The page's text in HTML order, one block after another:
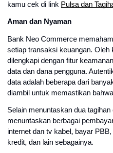
kamu cek di link Pulsa dan
Aman dan Nyaman
Bank Neo Commerce
setiap transaksi keuangan. Oleh
dilengkapi dengan fitur
data dan dana pengguna.
data adalah beberapa dari
diambil untuk memastikan
Selain menuntaskan dua
menuntaskan berbagai
internet dan tv kabel, bayar
kredit, dan lain sebagainya.